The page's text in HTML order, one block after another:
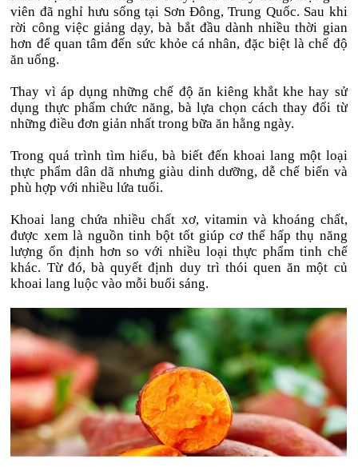
viên đã nghỉ hưu sống tại Sơn Đông, Trung Quốc. Sau khi
rời công việc giảng dạy, bà bắt đầu dành nhiều thời gian
hơn để quan tâm đến sức khỏe cá nhân, đặc biệt là chế độ
ăn uống.
Thay vì áp dụng những chế độ ăn kiêng khắt khe hay sử
dụng thực phẩm chức năng, bà lựa chọn cách thay đổi từ
những điều đơn giản nhất trong bữa ăn hằng ngày.
Trong quá trình tìm hiểu, bà biết đến khoai lang một loại
thực phẩm dân dã nhưng giàu dinh dưỡng, dễ chế biến và
phù hợp với nhiều lứa tuổi.
Khoai lang chứa nhiều chất xơ, vitamin và khoáng chất,
được xem là nguồn tinh bột tốt giúp cơ thể hấp thụ năng
lượng ổn định hơn so với nhiều loại thực phẩm tinh chế
khác. Từ đó, bà quyết định duy trì thói quen ăn một củ
khoai lang luộc vào mỗi buổi sáng.